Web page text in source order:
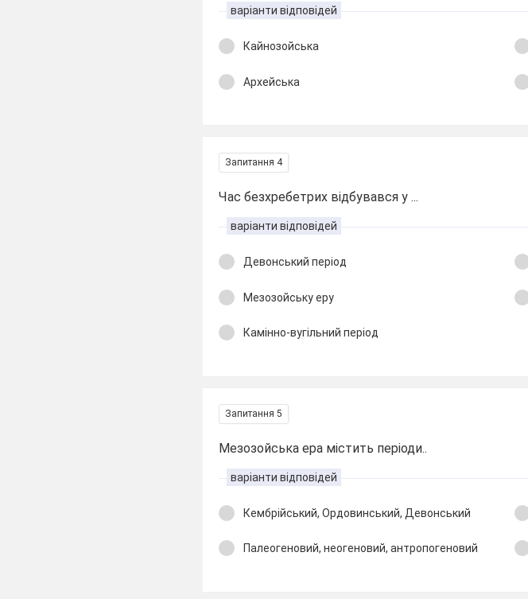
варіанти відповідей
Кайнозойська
Архейська
Запитання 4
Час безхребетрих відбувався у ...
варіанти відповідей
Девонський період
Мезозойську еру
Камінно-вугільний період
Запитання 5
Мезозойська ера містить періоди..
варіанти відповідей
Кембрійський, Ордовинський, Девонський
Палеогеновий, неогеновий, антропогеновий